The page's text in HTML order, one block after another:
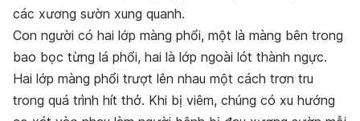
các xương sườn xung quanh.
Con người có hai lớp màng phổi, một là màng bên trong
bao bọc từng lá phổi, hai là lớp ngoài lót thành ngực.
Hai lớp màng phổi trượt lên nhau một cách trơn tru
trong quá trình hít thở. Khi bị viêm, chúng có xu hướng